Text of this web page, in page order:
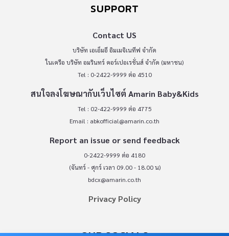
SUPPORT
Contact US
บริษัท เอเอ็มอี อิมเมจิเนทีฟ จำกัด
ในเครือ บริษัท อมรินทร์ คอร์เปอเรชั่นส์ จำกัด (มหาชน)
Tel : 0-2422-9999 ต่อ 4510
สนใจลงโฆษณากับเว็บไซต์ Amarin Baby&Kids
Tel : 02-422-9999 ต่อ 4775
Email : abkofficial@amarin.co.th
Report an issue or send feedback
0-2422-9999 ต่อ 4180
(จันทร์ - ศุกร์ เวลา 09.00 - 18.00 น)
bdcx@amarin.co.th
Privacy Policy